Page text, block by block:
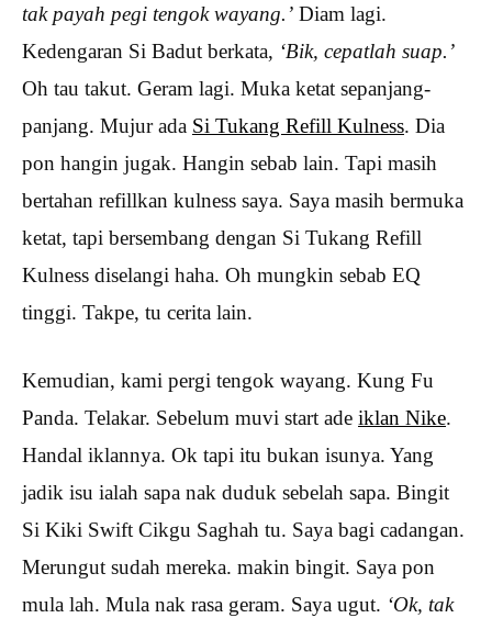
tak payah pegi tengok wayang.’ Diam lagi.
Kedengaran Si Badut berkata, ‘Bik, cepatlah suap.’
Oh tau takut. Geram lagi. Muka ketat sepanjang-
panjang. Mujur ada Si Tukang Refill Kulness. Dia
pon hangin jugak. Hangin sebab lain. Tapi masih
bertahan refillkan kulness saya. Saya masih bermuka
ketat, tapi bersembang dengan Si Tukang Refill
Kulness diselangi haha. Oh mungkin sebab EQ
tinggi. Takpe, tu cerita lain.
Kemudian, kami pergi tengok wayang. Kung Fu
Panda. Telakar. Sebelum muvi start ade iklan Nike.
Handal iklannya. Ok tapi itu bukan isunya. Yang
jadik isu ialah sapa nak duduk sebelah sapa. Bingit
Si Kiki Swift Cikgu Saghah tu. Saya bagi cadangan.
Merungut sudah mereka. makin bingit. Saya pon
mula lah. Mula nak rasa geram. Saya ugut. ‘Ok, tak